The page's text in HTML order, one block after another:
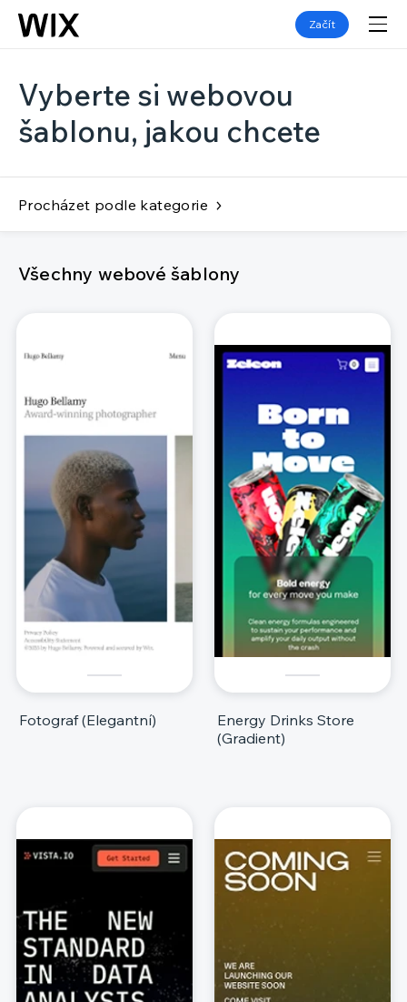
Začít
Vyberte si webovou
šablonu, jakou chcete
Procházet podle kategorie
Všechny webové šablony
Fotograf (Elegantní)
Energy Drinks Store
(Gradient)